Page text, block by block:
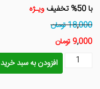
با 50% تخفیف
ویـژه
18,000 تومان
9,000 تومان
دانلود
افزودن به سبد خرید